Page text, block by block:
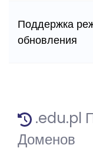
Поддержка
обновления
.edu.pl
Доменов